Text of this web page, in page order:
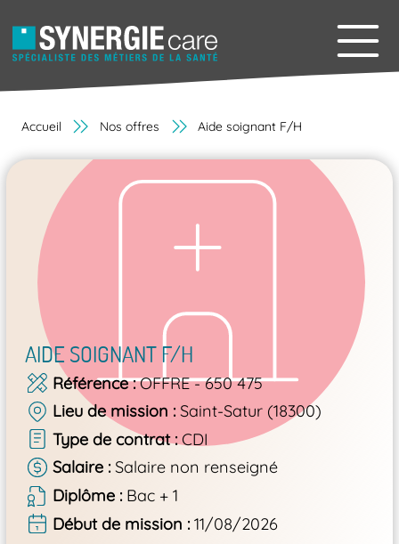
Accueil Nos offres Aide soignant F/H
AIDE SOIGNANT F/H
Référence OFFRE - 650 475
Lieu de mission
Saint-Satur (18300)
Type de contrat CDI
Salaire Salaire non renseigné
Diplôme
Bac + 1
Début de mission
11/08/2026